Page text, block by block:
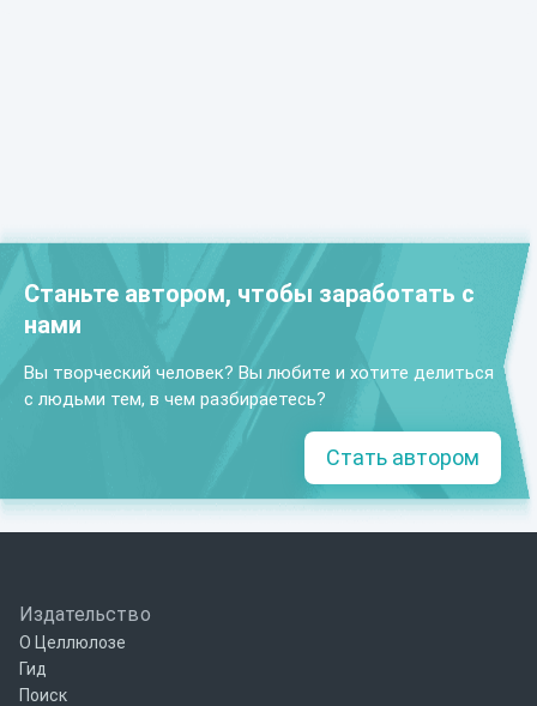
Станьте автором, чтобы заработать с
нами
Вы творческий человек? Вы любите и хотите делиться
с людьми тем, в чем разбираетесь?
Стать автором
Издательство
О Целлюлозе
Гид
Поиск